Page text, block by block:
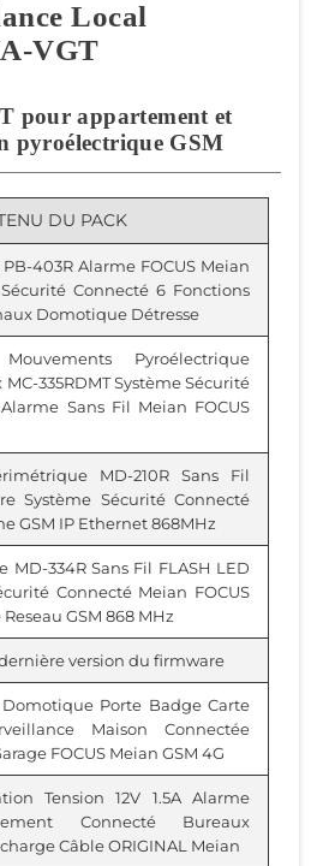
Local
VGT
pour appartement et
pyroélectrique GSM
DU PACK
403R Alarme FOCUS Meian
Connecté 6 Fonctions
Domotique Détresse
Pyroélectrique
335RDMT Système Sécurité
Sans Fil Meian FOCUS
MD-210R Sans Fil
Système Sécurité Connecté
GSM IP Ethernet 868MHz
MD-334R Sans Fil FLASH LED
Connecté Meian FOCUS
GSM 868 MHz
version du firmware
Domotique Porte Badge Carte
Maison Connectée
FOCUS Meian GSM 4G
Tension 12V 1.5A Alarme
Connecté Bureaux
Câble ORIGINAL Meian